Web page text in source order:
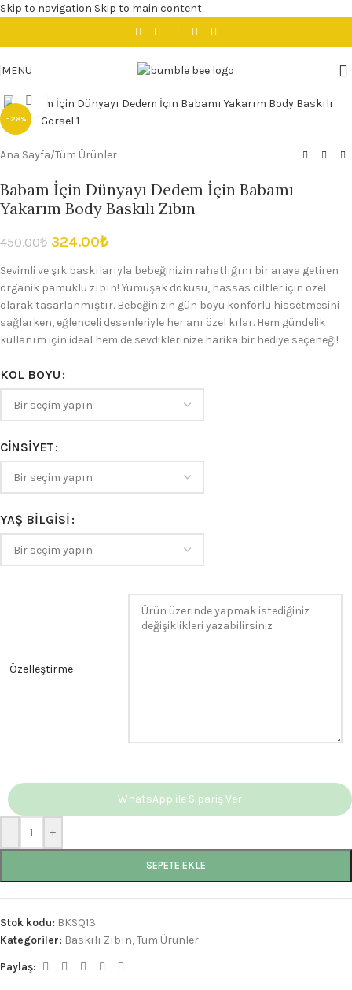
Skip to navigation Skip to main content
MENÜ
- 28%
Büyütmek için tıklayın
Ana Sayfa/Tüm Ürünler
Babam İçin Dünyayı Dedem İçin Babamı
Yakarım Body Baskılı Zıbın
450.00₺ 324.00₺
Sevimli ve şık baskılarıyla bebeğinizin rahatlığını bir araya getiren
organik pamuklu zıbın! Yumuşak dokusu, hassas ciltler için özel
olarak tasarlanmıştır. Bebeğinizin gün boyu konforlu hissetmesini
sağlarken, eğlenceli desenleriyle her anı özel kılar. Hem gündelik
kullanım için ideal hem de sevdiklerinize harika bir hediye seçeneği!
KOL BOYU
CINSIYET
YAŞ BILGISI
Özelleştirme
- +
SEPETE EKLE
WhatsApp ile Sipariş Ver
Stok kodu: BKSQ13
Kategoriler: Baskılı Zıbın,Tüm Ürünler
Paylaş: